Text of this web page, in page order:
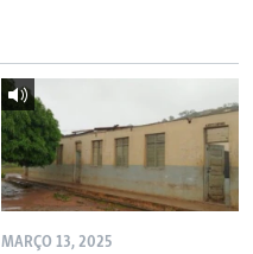
MARÇO 13, 2025